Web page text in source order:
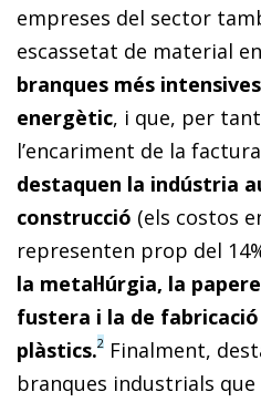
empreses del sector
escassetat de material
branques més
energètic, i que, per
l’encariment de la
destaquen la indústria
construcció (els costos
representen prop del
la metal·lúrgia, la
fustera i la de
plàstics.2 Finalment,
branques industrials